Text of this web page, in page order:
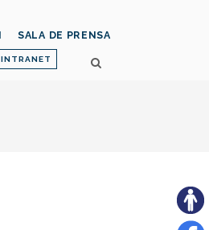
INTRANET
SALA DE PRENSA